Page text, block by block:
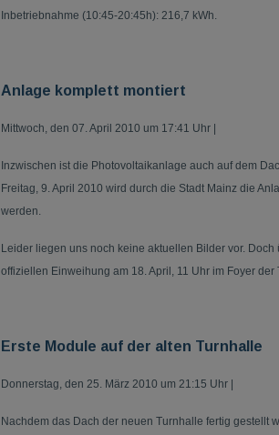
Inbetriebnahme (10:45-20:45h): 216,7 kWh.
Anlage komplett montiert
Mittwoch, den 07. April 2010 um 17:41 Uhr |
Inzwischen ist die Photovoltaikanlage auch auf dem
Freitag, 9. April 2010 wird durch die Stadt Mainz die
werden.
Leider liegen uns noch keine aktuellen Bilder vor.
offiziellen Einweihung am 18. April, 11 Uhr im Foyer der
Erste Module auf der alten Turnhalle
Donnerstag, den 25. März 2010 um 21:15 Uhr |
Nachdem das Dach der neuen Turnhalle fertig gestellt